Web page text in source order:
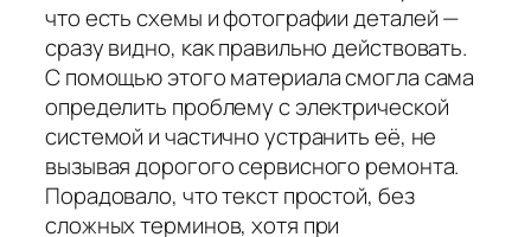
что есть схемы и фотографии деталей —
сразу видно, как правильно действовать.
С помощью этого материала смогла сама
определить проблему с электрической
системой и частично устранить её, не
вызывая дорогого сервисного ремонта.
Порадовало, что текст простой, без
сложных терминов, хотя при